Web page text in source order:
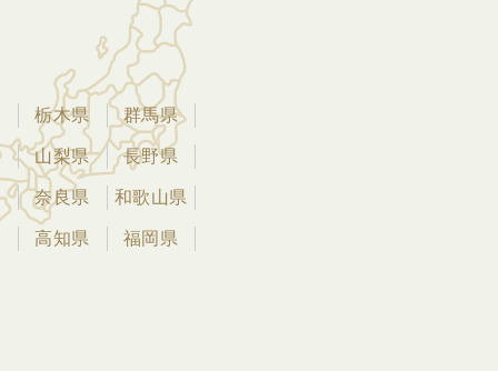
栃木県 群馬県
山梨県 長野県
奈良県 和歌山県
高知県 福岡県